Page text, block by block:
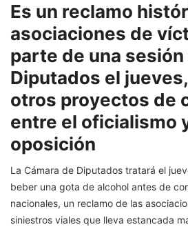
Es un reclamo
asociaciones de
parte de una sesión
Diputados el
otros proyectos de
entre el oficialismo
oposición
La Cámara de Diputados tratará el
beber una gota de alcohol antes de
nacionales, un reclamo de las
siniestros viales que lleva estancada